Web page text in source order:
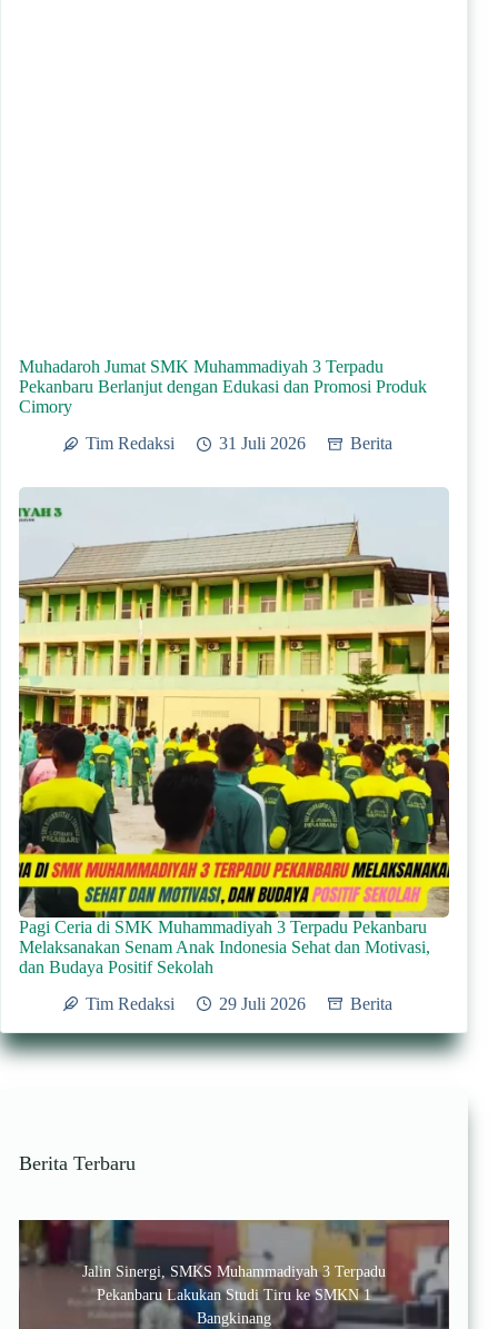
Muhadaroh Jumat SMK Muhammadiyah 3 Terpadu
Pekanbaru Berlanjut dengan Edukasi dan Promosi Produk
Cimory
Tim Redaksi
31 Juli 2026 Berita
Pagi Ceria di SMK Muhammadiyah 3 Terpadu Pekanbaru
Melaksanakan Senam Anak Indonesia Sehat dan Motivasi,
dan Budaya Positif Sekolah
Tim Redaksi
29 Juli 2026 Berita
Berita Terbaru
Jalin Sinergi, SMKS Muhammadiyah 3 Terpadu
Pekanbaru Lakukan Studi Tiru ke SMKN 1
Bangkinang